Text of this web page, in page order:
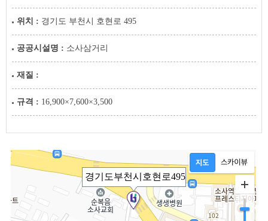
위치 : 경기도 부천시 호현로 495
공공시설명 : 소사삼거리
재질 :
규격 : 16,900×7,600×3,500